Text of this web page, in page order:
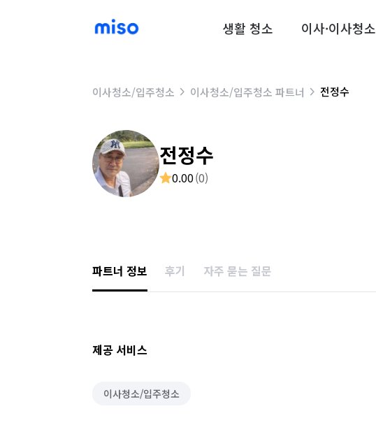
생활 청소 이사·이사청소
이사청소/입주청소 이사청소/입주청소 파트너 전정수
전정수
0.00(0)
파트너 정보 후기 자주 묻는 질문
제공 서비스
이사청소/입주청소